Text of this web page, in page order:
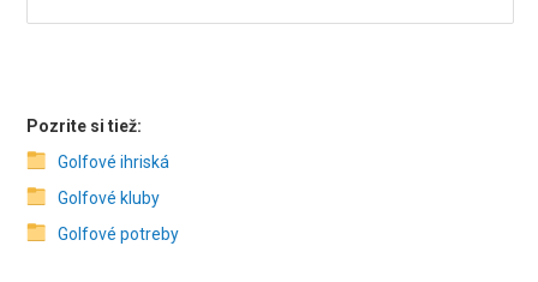
Pozrite si tiež:
Golfové ihriská
Golfové kluby
Golfové potreby